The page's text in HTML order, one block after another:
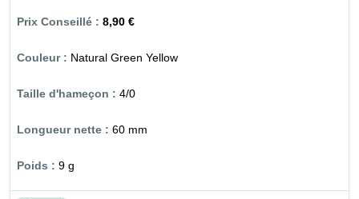
8,90 €
Natural Green Yellow
4/0
60 mm
9 g